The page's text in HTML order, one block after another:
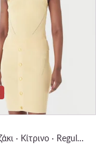
Μπλουζάκι · Κίτρινο · Regular Fit